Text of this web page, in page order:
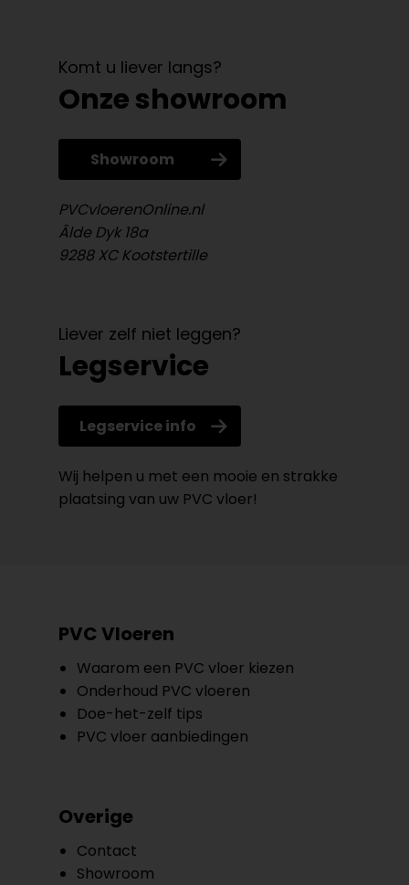
Komt u liever langs?
Onze showroom
Showroom
PVCvloerenOnline.nl
Âlde Dyk 18a
9288 XC Kootstertille
Liever zelf niet leggen?
Legservice
Legservice info
Wij helpen u met een mooie en strakke
plaatsing van uw PVC vloer!
PVC Vloeren
Waarom een PVC vloer kiezen
Onderhoud PVC vloeren
Doe-het-zelf tips
PVC vloer aanbiedingen
Overige
Contact
Showroom